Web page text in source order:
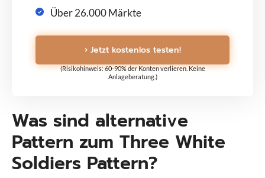
Über 26.000 Märkte
› Jetzt kostenlos testen!
(Risikohinweis: 60-90% der Konten verlieren. Keine
Anlageberatung.)
Was sind alternative
Pattern zum Three White
Soldiers Pattern?